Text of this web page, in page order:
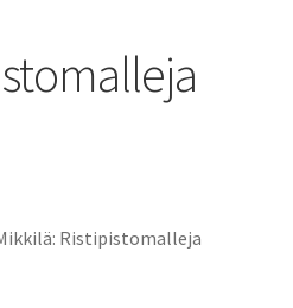
Ristipistomalleja